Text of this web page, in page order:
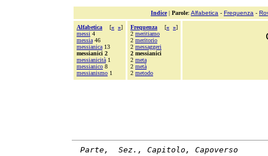
Indice| Parole: Alfabetica - Frequenza -
Alfabetica [« »]
messi 4
messia 46
messianica 13
messianici 2
messianicità 1
messianico 8
messianismo 1
Frequenza [« »]
2 meritiamo
2 meritorio
2 messaggeri
2 messianici
2 meta
2 metà
2 metodo
Parte,  Sez., Capitolo, Capoverso